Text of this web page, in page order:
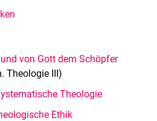
von Gott dem Schöpfer
Theologie III)
Theologie
Ethik